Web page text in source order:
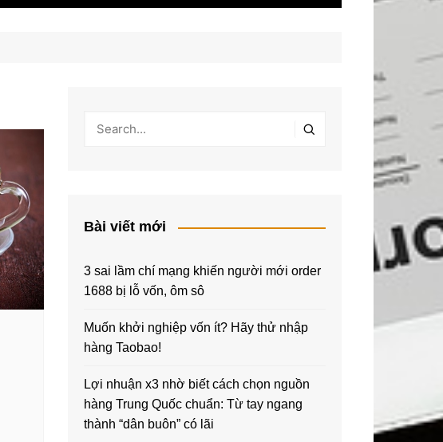
Bài viết mới
3 sai lầm chí mạng khiến người mới order
1688 bị lỗ vốn, ôm sô
Muốn khởi nghiệp vốn ít? Hãy thử nhập
hàng Taobao!
Lợi nhuận x3 nhờ biết cách chọn nguồn
hàng Trung Quốc chuẩn: Từ tay ngang
thành “dân buôn” có lãi